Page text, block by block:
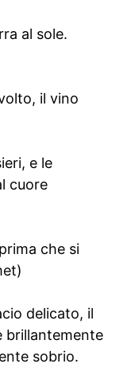
al sole.
il vino
e le
cuore
che si
delicato, il
brillantemente
sobrio.